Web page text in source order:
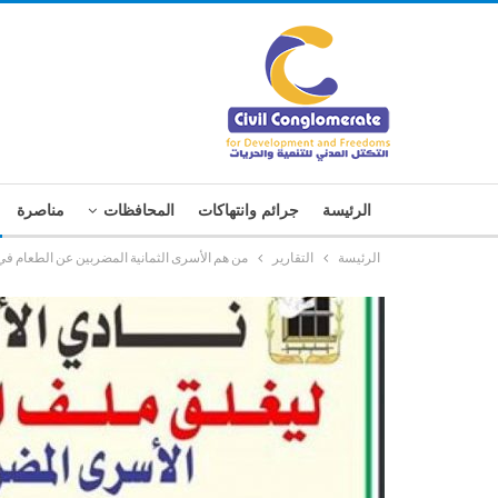
الرئيسة جرائم وانتهاكات المحافظات مناصرة
الرئيسة التقارير من هم الأسرى الثمانية المضربين عن الطعام